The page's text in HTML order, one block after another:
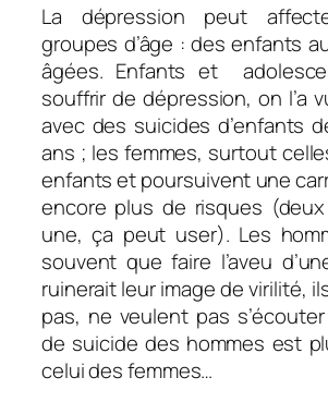
La dépression peut
groupes d’âge : des enfants
âgées. Enfants et
souffrir de dépression, on l’a
avec des suicides d’enfants
ans ; les femmes, surtout
enfants et poursuivent une
encore plus de risques
une, ça peut user). Les
souvent que faire l’aveu
ruinerait leur image de virilité,
pas, ne veulent pas
de suicide des hommes est
celui des femmes…